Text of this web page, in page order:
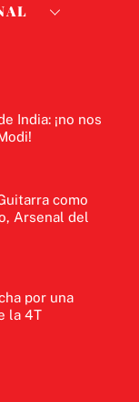
India: ¡no nos
como
Arsenal del
por una
la 4T